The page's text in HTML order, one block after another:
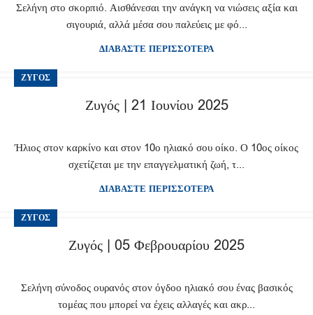
Σελήνη στο σκορπιό. Αισθάνεσαι την ανάγκη να νιώσεις αξία και
σιγουριά, αλλά μέσα σου παλεύεις με φό...
ΔΙΑΒΑΣΤΕ ΠΕΡΙΣΣΟΤΕΡΑ
ΖΥΓΌΣ
Ζυγός | 21 Ιουνίου 2025
Ήλιος στον καρκίνο και στον 10ο ηλιακό σου οίκο. Ο 10ος οίκος
σχετίζεται με την επαγγελματική ζωή, τ...
ΔΙΑΒΑΣΤΕ ΠΕΡΙΣΣΟΤΕΡΑ
ΖΥΓΌΣ
Ζυγός | 05 Φεβρουαρίου 2025
Σελήνη σύνοδος ουρανός στον όγδοο ηλιακό σου ένας βασικός
τομέας που μπορεί να έχεις αλλαγές και ακρ...